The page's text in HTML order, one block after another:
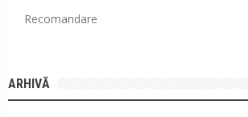
Recomandare
ARHIVĂ